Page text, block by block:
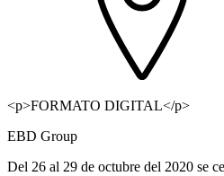
<p>FORMATO DIGITAL</p>
EBD Group
Del 26 al 29 de octubre del 2020 se